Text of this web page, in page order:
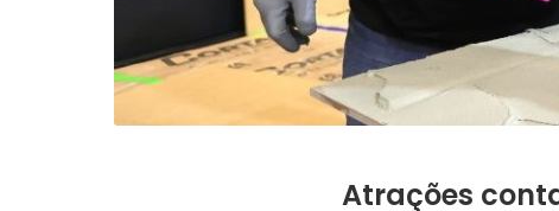
Atrações